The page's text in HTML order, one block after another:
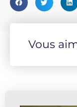
Vous